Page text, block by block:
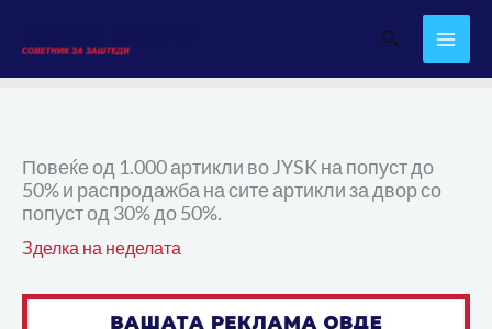
content
Search
Повеќе од 1.000 артикли во JYSK на попуст до
50% и распродажба на сите артикли за двор со
попуст од 30% до 50%.
Зделка на неделата